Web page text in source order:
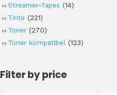
Streamer-Tapes (14)
Tinte (221)
Toner (270)
Toner kompatibel (123)
Filter by price